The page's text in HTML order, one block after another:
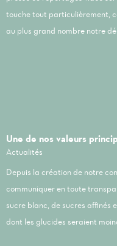
touche tout particulièrement,
au plus grand nombre notre
Une de nos valeurs
Actualités
Depuis la création de notre
communiquer en toute
sucre blanc, de sucres affinés
dont les glucides seraient